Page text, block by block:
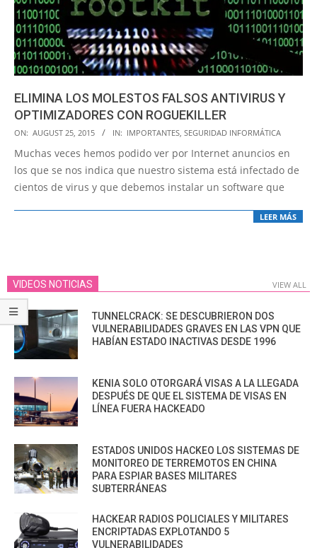
ELIMINA LOS MOLESTOS FALSOS ANTIVIRUS Y
OPTIMIZADORES CON ROGUEKILLER
2015-
08-
25
ON: AUGUST 25, 2015 IN: IMPORTANTES, SEGURIDAD INFORMÁTICA
Muchas veces hemos podido ver por Internet anuncios en
los que se nos indica que nuestro sistema está infectado de
cientos de virus y que debemos instalar un software que
LEER MÁS
VIDEOS NOTICIAS VIEW ALL
TUNNELCRACK: SE DESCUBRIERON DOS
VULNERABILIDADES GRAVES EN LAS VPN QUE
HABÍAN ESTADO INACTIVAS DESDE 1996
KENIA SOLO OTORGARÁ VISAS A LA LLEGADA
DESPUÉS DE QUE EL SISTEMA DE VISAS EN
LÍNEA FUERA HACKEADO
ESTADOS UNIDOS HACKEO LOS SISTEMAS DE
MONITOREO DE TERREMOTOS EN CHINA
PARA ESPIAR BASES MILITARES
SUBTERRÁNEAS
HACKEAR RADIOS POLICIALES Y MILITARES
ENCRIPTADAS EXPLOTANDO 5
VULNERABILIDADES